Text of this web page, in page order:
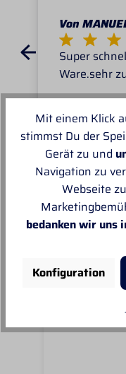
Von
Super
Ware.sehr
Unsere
Mit einem Klick
stimmst Du der
Gerät zu und
Navigation zu
Webseite
bedanken wir uns
Konfiguration